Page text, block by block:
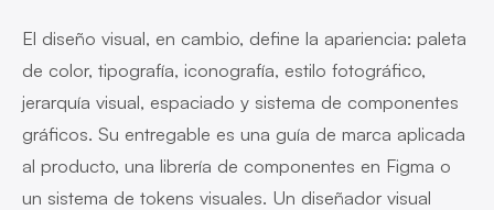
El diseño visual, en cambio, define la apariencia: paleta
de color, tipografía, iconografía, estilo fotográfico,
jerarquía visual, espaciado y sistema de componentes
gráficos. Su entregable es una guía de marca aplicada
al producto, una librería de componentes en Figma o
un sistema de tokens visuales. Un diseñador visual